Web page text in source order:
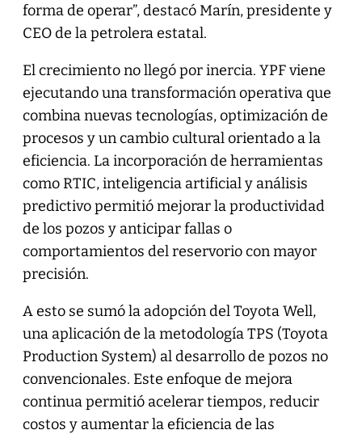
forma de operar”, destacó Marín, presidente y
CEO de la petrolera estatal.
El crecimiento no llegó por inercia. YPF viene
ejecutando una transformación operativa que
combina nuevas tecnologías, optimización de
procesos y un cambio cultural orientado a la
eficiencia. La incorporación de herramientas
como RTIC, inteligencia artificial y análisis
predictivo permitió mejorar la productividad
de los pozos y anticipar fallas o
comportamientos del reservorio con mayor
precisión.
A esto se sumó la adopción del Toyota Well,
una aplicación de la metodología TPS (Toyota
Production System) al desarrollo de pozos no
convencionales. Este enfoque de mejora
continua permitió acelerar tiempos, reducir
costos y aumentar la eficiencia de las